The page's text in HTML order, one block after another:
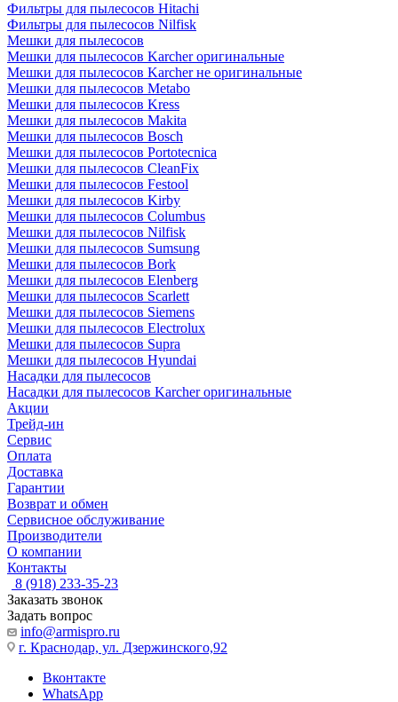
Фильтры для пылесосов Hitachi
Фильтры для пылесосов Nilfisk
Мешки для пылесосов
Мешки для пылесосов Karcher оригинальные
Мешки для пылесосов Karcher не оригинальные
Мешки для пылесосов Metabo
Мешки для пылесосов Kress
Мешки для пылесосов Makita
Мешки для пылесосов Bosch
Мешки для пылесосов Portotecnica
Мешки для пылесосов CleanFix
Мешки для пылесосов Festool
Мешки для пылесосов Kirby
Мешки для пылесосов Columbus
Мешки для пылесосов Nilfisk
Мешки для пылесосов Sumsung
Мешки для пылесосов Bork
Мешки для пылесосов Elenberg
Мешки для пылесосов Scarlett
Мешки для пылесосов Siemens
Мешки для пылесосов Electrolux
Мешки для пылесосов Supra
Мешки для пылесосов Hyundai
Насадки для пылесосов
Насадки для пылесосов Karcher оригинальные
Акции
Трейд-ин
Сервис
Оплата
Доставка
Гарантии
Возврат и обмен
Сервисное обслуживание
Производители
О компании
Контакты
8 (918) 233-35-23
Заказать звонок
Задать вопрос
info@armispro.ru
г. Краснодар, ул. Дзержинского,92
Вконтакте
WhatsApp